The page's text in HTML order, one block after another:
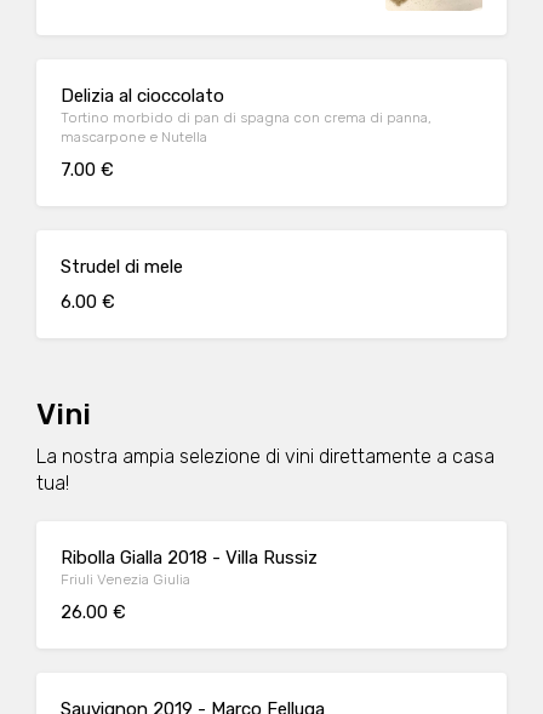
Delizia al cioccolato
Tortino morbido di pan di spagna con crema di panna,
mascarpone e Nutella
7.00 €
Strudel di mele
6.00 €
Vini
La nostra ampia selezione di vini direttamente a casa
tua!
Ribolla Gialla 2018 - Villa Russiz
Friuli Venezia Giulia
26.00 €
Sauvignon 2019 - Marco Felluga